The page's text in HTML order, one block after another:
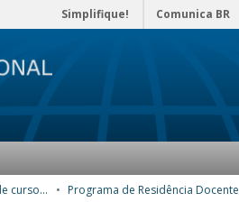
Simplifique! Comunica BR
Trabalhos de conclusão de curso de Especialização Programa de Residência Docente